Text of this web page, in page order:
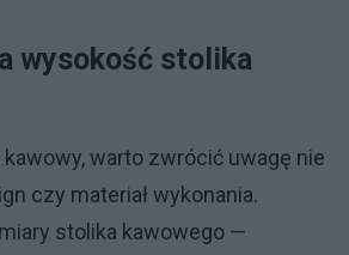
wysokość stolika
warto zwrócić uwagę nie
czy materiał wykonania.
stolika kawowego —